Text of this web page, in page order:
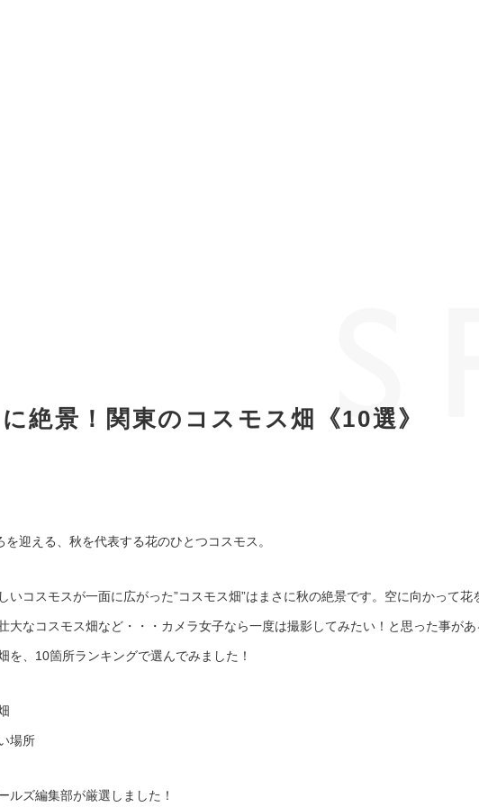
に絶景！関東のコスモス畑《10選》
迎える、秋を代表する花のひとつコスモス。
いコスモスが一面に広がった”コスモス畑”はまさに秋の絶景です。空に向かって
大なコスモス畑など・・・カメラ女子なら一度は撮影してみたい！と思った事が
を、10箇所ランキングで選んでみました！
場所
ルズ編集部が厳選しました！